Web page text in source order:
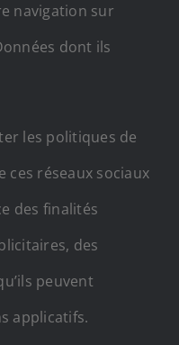
navigation sur
dont ils
les politiques de
ces réseaux sociaux
des finalités
des
peuvent
applicatifs.